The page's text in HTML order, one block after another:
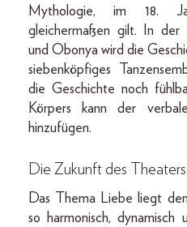
Mythologie, im 18.
gleichermaßen gilt. In der
und Obonya wird die
siebenköpfiges
die Geschichte noch
Körpers kann der
hinzufügen.
Die Zukunft des
Das Thema Liebe liegt
so harmonisch,